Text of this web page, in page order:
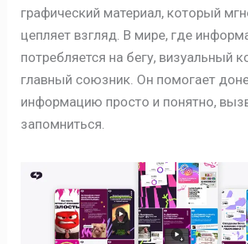
графический материал, который
цепляет взгляд. В мире, где
потребляется на бегу, визуальный
главный союзник. Он помогает
информацию просто и понятно,
запомниться.